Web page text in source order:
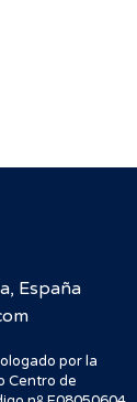
España
por la
Centro de